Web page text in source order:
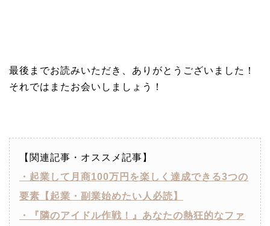
最後までお読みいただき、ありがとうございました！
それではまたお会いしましょう！
【関連記事・オススメ記事】
・起業して月商100万円を楽しく達成できる3つの
要素【起業・副業始めたい人必読】
・『隣のアイドル作戦！』あなたの熱狂的なファ